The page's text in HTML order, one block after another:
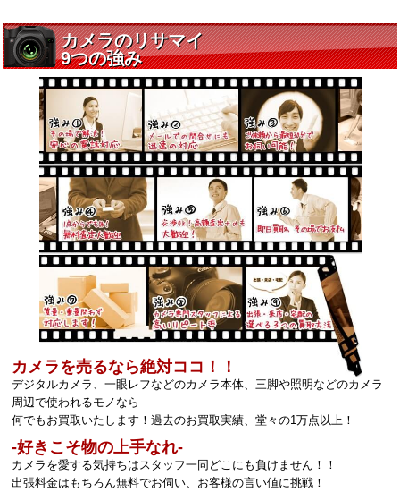
カメラを売るなら絶対ココ！！
デジタルカメラ、一眼レフなどのカメラ本体、三脚や照明などのカメラ
周辺で使われるモノなら
何でもお買取いたします！過去のお買取実績、堂々の1万点以上！
‐好きこそ物の上手なれ‐
カメラを愛する気持ちはスタッフ一同どこにも負けません！！
出張料金はもちろん無料でお伺い、お客様の言い値に挑戦！